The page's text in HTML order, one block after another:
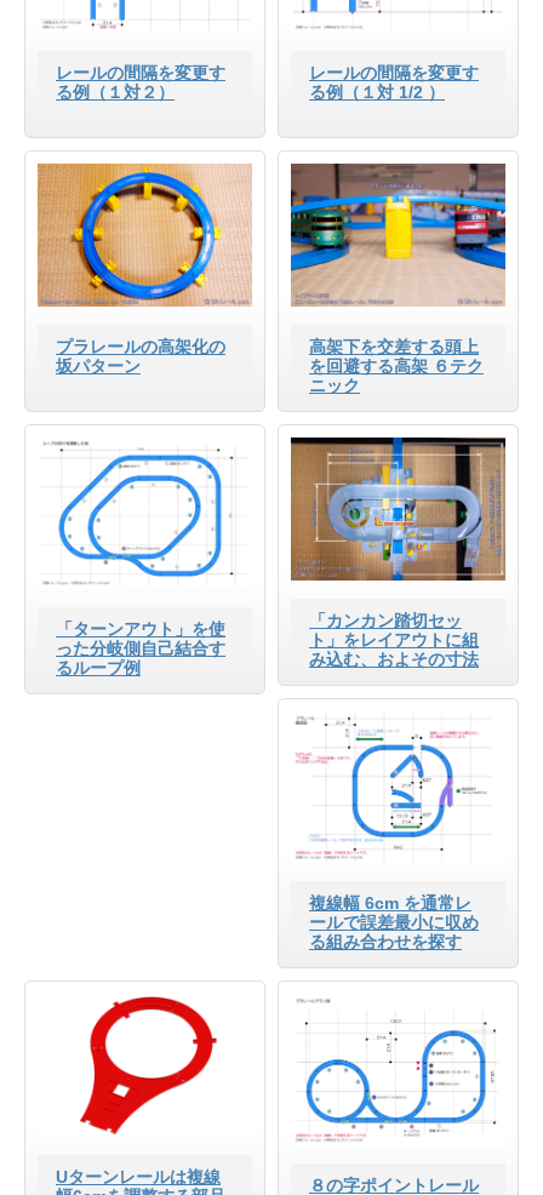
レールの間隔を変更す
る例（１対２）
レールの間隔を変更す
る例（１対 1/2 ）
プラレールの高架化の
坂パターン
高架下を交差する頭上
を回避する高架 ６テク
ニック
「ターンアウト」を使
った分岐側自己結合す
るループ例
「カンカン踏切セッ
ト」をレイアウトに組
み込む、およその寸法
複線幅 6cm を通常レ
ールで誤差最小に収め
る組み合わせを探す
Uターンレールは複線
８の字ポイントレール